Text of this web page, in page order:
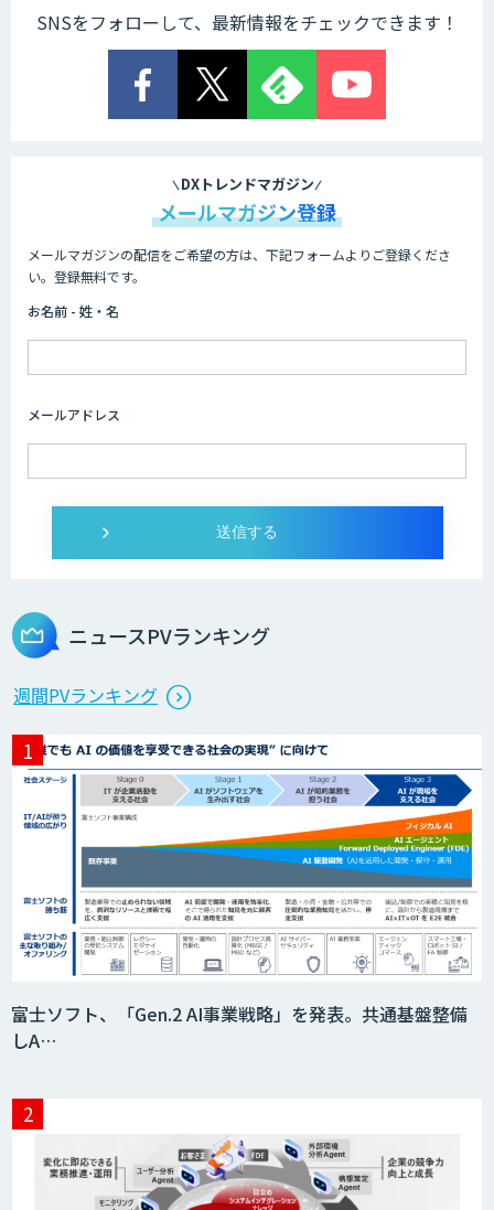
Explaza 生成AI Partner｜AIエージェン
「業務AIプロ」
Dify開発支援
SELFBOT AIエージェント
製造業特化型オーダーメイドAI開発（知
財/FMEA/電気回路/CAD/外観検査）
異常検知AI
需要予測＋業務最適化AIシステム
『KISS』
imprai ezCheck
SNSをフォローして、最新情報をチェックできます！
DXトレンドマガジン
メールマガジン登録
メールマガジンの配信をご希望の方は、下記フォームよりご登録くださ
い。登録無料です。
お名前 - 姓・名
メールアドレス
ニュースPVランキング
週間PVランキング
富士ソフト、「Gen.2 AI事業戦略」を発表。共通基盤整備
しA…